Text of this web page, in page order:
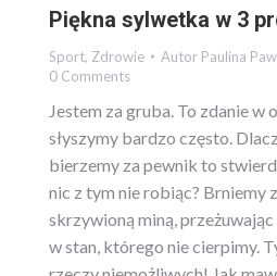
Piękna sylwetka w 3
Sport, Zdrowie Autor Paulina
0 Comments
Jestem za gruba. To zdanie w
słyszymy bardzo często.
bierzemy za pewnik to
nic z tym nie robiąc? Brniemy
skrzywioną miną,
w stan, którego nie cierpimy.